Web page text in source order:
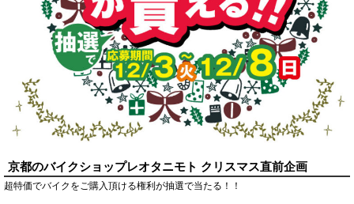
京都のバイクショップレオタニモト クリスマス直前企画
超特価でバイクをご購入頂ける権利が抽選で当たる！！